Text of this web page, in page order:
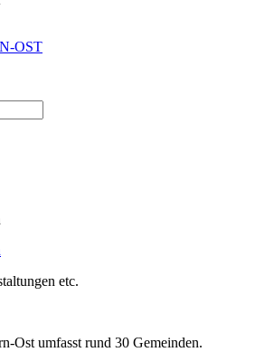
etc.
Ost umfasst rund 30 Gemeinden.